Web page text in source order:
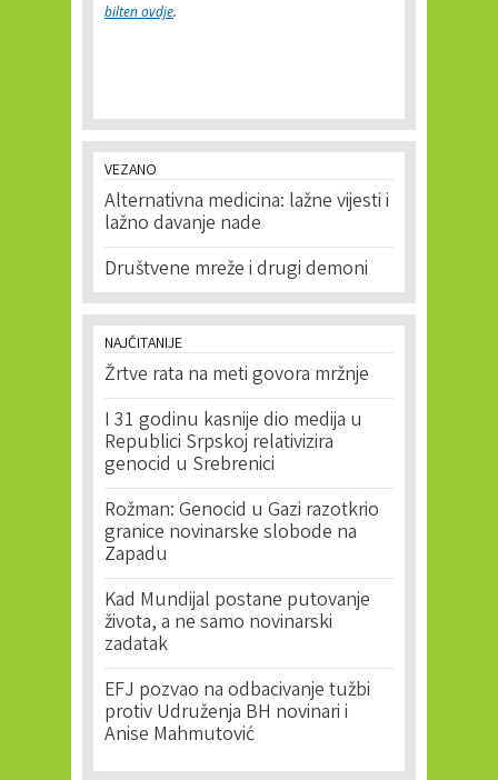
bilten ovdje.
VEZANO
Alternativna medicina: lažne vijesti i
lažno davanje nade
Društvene mreže i drugi demoni
NAJČITANIJE
Žrtve rata na meti govora mržnje
I 31 godinu kasnije dio medija u
Republici Srpskoj relativizira
genocid u Srebrenici
Rožman: Genocid u Gazi razotkrio
granice novinarske slobode na
Zapadu
Kad Mundijal postane putovanje
života, a ne samo novinarski
zadatak
EFJ pozvao na odbacivanje tužbi
protiv Udruženja BH novinari i
Anise Mahmutović